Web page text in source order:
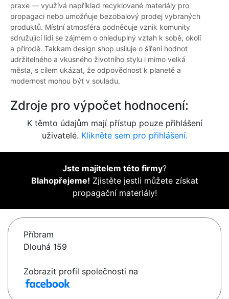
praxe — využívá například recyklované materiály pro
propagaci nebo umožňuje bezobalový prodej vybraných
produktů. Místní atmosféra podněcuje vznik komunity
sdružující lidi se zájmem o ohleduplný vztah k sobě, okolí
a přírodě. Takkam design shop usiluje o šíření hodnot
udržitelného a vkusného životního stylu i mimo velká
města, s cílem ukázat, že odpovědnost k planetě a
modernost mohou být v souladu.
Zdroje pro výpočet hodnocení:
K těmto údajům mají přístup pouze přihlášení
uživatelé. Klikněte sem pro přihlášení.
Jste majitelem této firmy?
Blahopřejeme! Zjistěte jestli můžete získat
propagační materiály!
Příbram
Dlouhá 159
Zobrazit profil společnosti na